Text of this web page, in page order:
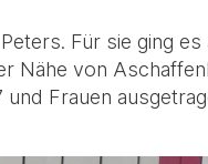
Für sie ging es
Nähe von
Frauen